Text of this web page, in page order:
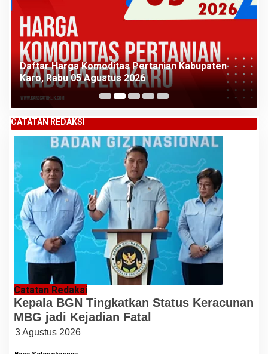
Daftar Harga Komoditas Pertanian Kabupaten
Karo, Rabu 05 Agustus 2026
CATATAN REDAKSI
Catatan Redaksi
Kepala BGN Tingkatkan Status Keracunan
MBG jadi Kejadian Fatal
3 Agustus 2026